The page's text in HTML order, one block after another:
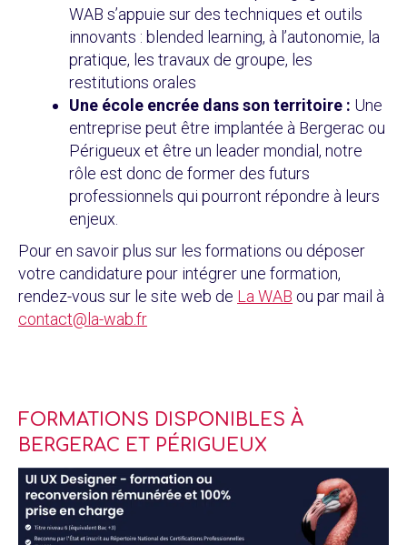
WAB s’appuie sur des techniques et outils
innovants : blended learning, à l’autonomie, la
pratique, les travaux de groupe, les
restitutions orales
Une école encrée dans son territoire : Une
entreprise peut être implantée à Bergerac ou
Périgueux et être un leader mondial, notre
rôle est donc de former des futurs
professionnels qui pourront répondre à leurs
enjeux.
Pour en savoir plus sur les formations ou déposer
votre candidature pour intégrer une formation,
rendez-vous sur le site web de La WAB ou par mail à
contact@la-wab.fr
FORMATIONS DISPONIBLES À
BERGERAC ET PÉRIGUEUX